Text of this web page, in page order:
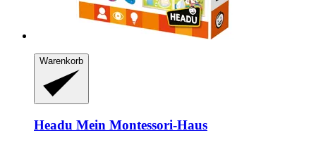
Warenkorb
Headu Mein Montessori-​Haus